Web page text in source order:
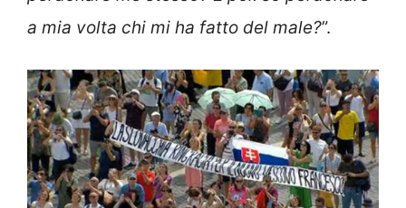
a mia volta chi mi ha fatto del male?”.